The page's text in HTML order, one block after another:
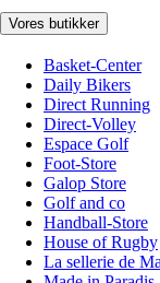
Vores butikker
Basket-Center
Daily Bikers
Direct Running
Direct-Volley
Espace Golf
Foot-Store
Galop Store
Golf and co
Handball-Store
House of Rugby
La sellerie de